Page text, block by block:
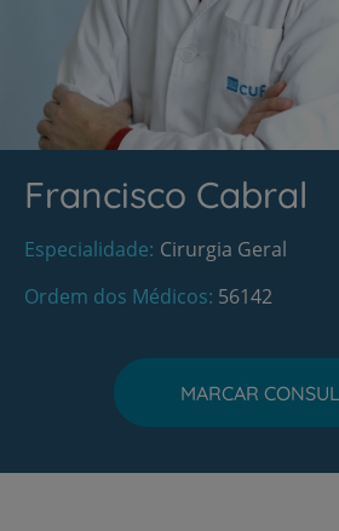
Francisco Cabral
Especialidade Cirurgia Geral
Ordem dos Médicos 56142
MARCAR